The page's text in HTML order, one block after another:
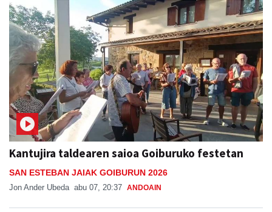
Kantujira taldearen saioa Goiburuko festetan
SAN ESTEBAN JAIAK GOIBURUN 2026
Jon Ander Ubeda abu 07, 20:37 ANDOAIN